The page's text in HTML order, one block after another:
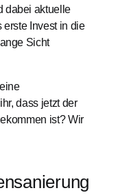
dabei aktuelle
erste Invest in die
Sicht
dass jetzt der
ist? Wir